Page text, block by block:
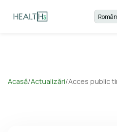
Acasă/Actualizări/Acces public